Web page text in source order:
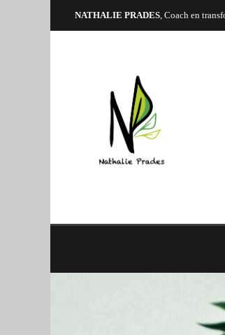
NATHALIE PRADES, Coach en